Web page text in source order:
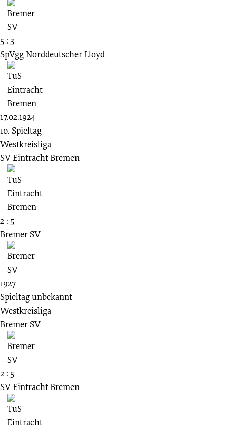
5 : 3
SpVgg Norddeutscher Lloyd
17.02.1924
10. Spieltag
Westkreisliga
SV Eintracht Bremen
2 : 5
Bremer SV
1927
Spieltag unbekannt
Westkreisliga
Bremer SV
2 : 5
SV Eintracht Bremen